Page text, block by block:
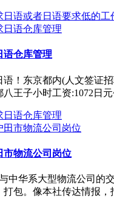
语仓库管理
语！东京都内(人文签证
八王子小时工资:1072日
市物流公司岗位
中华系大型物流公司的
包。像本社传达情报，